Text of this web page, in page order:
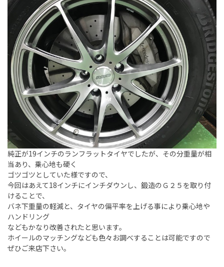
純正が19インチのランフラットタイヤでしたが、その分重量が相
当あり、乗心地も硬く
ゴツゴツとしていた様ですので、
今回はあえて18インチにインチダウンし、鍛造のＧ２５を取り付
けることで、
バネ下重量の軽減と、タイヤの偏平率を上げる事により乗心地や
ハンドリング
などもかなり改善されたと思います。
ホイールのマッチングなども色々お調べすることは可能ですので
ぜひご来店下さい。